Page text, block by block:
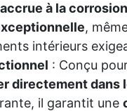
à la corrosion
,
intérieurs
: Conçu
directement dans
il garantit une